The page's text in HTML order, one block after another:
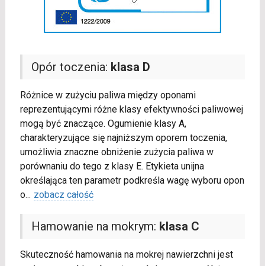
Opór toczenia: klasa D
Różnice w zużyciu paliwa między oponami
reprezentującymi różne klasy efektywności paliwowej
mogą być znaczące. Ogumienie klasy A,
charakteryzujące się najniższym oporem toczenia,
umożliwia znaczne obniżenie zużycia paliwa w
porównaniu do tego z klasy E. Etykieta unijna
określająca ten parametr podkreśla wagę wyboru opon
o... zobacz całość
Hamowanie na mokrym: klasa C
Skuteczność hamowania na mokrej nawierzchni jest